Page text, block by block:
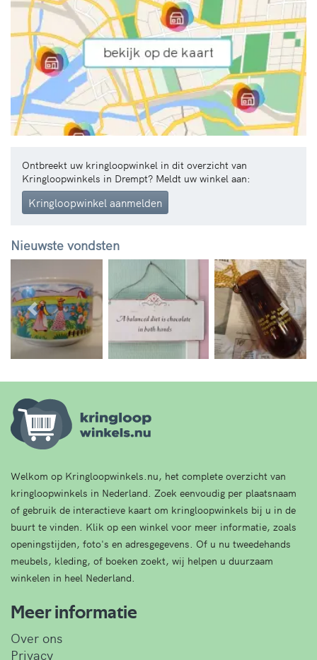
Ontbreekt uw kringloopwinkel in dit overzicht van
Kringloopwinkels in Drempt? Meldt uw winkel aan:
Kringloopwinkel aanmelden
Nieuwste vondsten
Vorige
Welkom op Kringloopwinkels.nu, het complete overzicht van
kringloopwinkels in Nederland. Zoek eenvoudig per plaatsnaam
of gebruik de interactieve kaart om kringloopwinkels bij u in de
buurt te vinden. Klik op een winkel voor meer informatie, zoals
openingstijden, foto's en adresgegevens. Of u nu tweedehands
meubels, kleding, of boeken zoekt, wij helpen u duurzaam
winkelen in heel Nederland.
Meer informatie
Over ons
Privacy